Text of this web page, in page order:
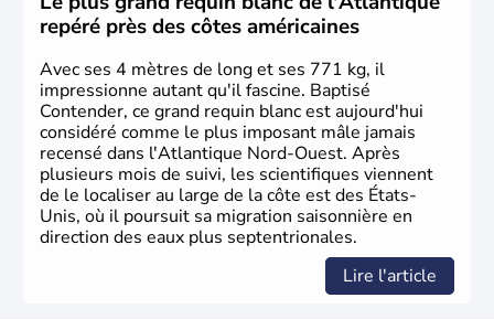
britanniques proclament la Déclaration d'indépendance
en 1776 et adoptent leur première constitution en 1787.
La conquête de l'Ouest marque ensuite l'entrée dans une
phase de développement intense.
repéré près des côtes américaines
Avec ses 4 mètres de long et ses 771 kg, il
impressionne autant qu'il fascine. Baptisé
Contender, ce grand requin blanc est aujourd'hui
considéré comme le plus imposant mâle jamais
recensé dans l'Atlantique Nord-Ouest. Après
plusieurs mois de suivi, les scientifiques viennent
de le localiser au large de la côte est des États-
Unis, où il poursuit sa migration saisonnière en
direction des eaux plus septentrionales.
Lire l'article